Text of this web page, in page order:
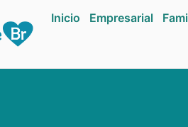
Inicio Empresarial